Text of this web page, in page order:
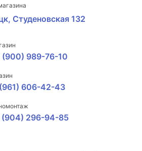
Студеновская 132
(900) 989-76-10
606-42-43
(904) 296-94-85